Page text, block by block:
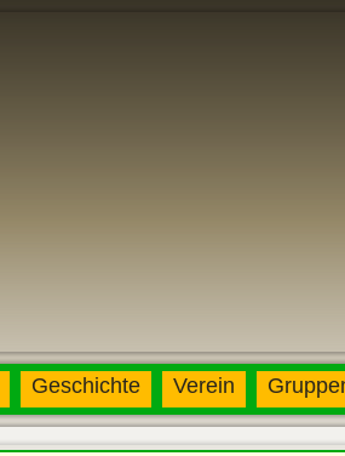
Geschichte Verein